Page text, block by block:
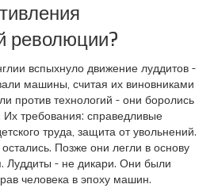
революции?
вспыхнуло движение луддитов -
машины, считая их виновниками
против технологий - они боролись
Их требования: справедливые
труда, защита от увольнений.
Позже они легли в основу
Луддиты - не дикари. Они были
человека в эпоху машин.